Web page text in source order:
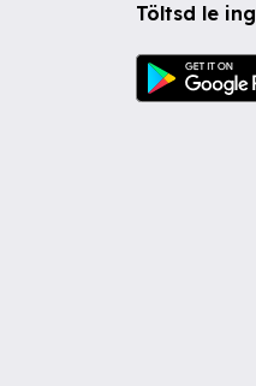
Töltsd le